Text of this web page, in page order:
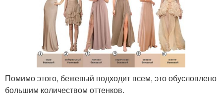
Помимо этого, бежевый подходит всем, это обусловлено
большим количеством оттенков.